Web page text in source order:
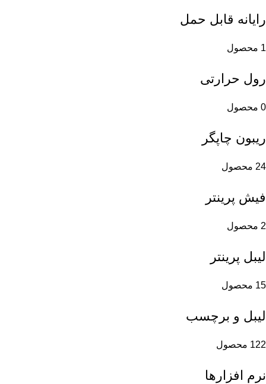
رایانه قابل حمل
1 محصول
رول حرارتی
0 محصول
ریبون چاپگر
24 محصول
فیش پرینتر
2 محصول
لیبل پرینتر
15 محصول
لیبل و برچسب
122 محصول
نرم افزارها